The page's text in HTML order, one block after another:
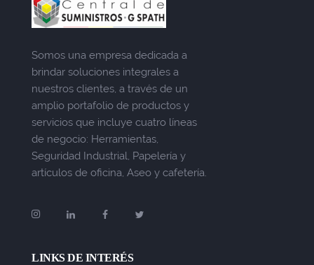
Somos una empresa dedicada a
brindar soluciones integrales a
nuestros clientes, a través de un
amplio portafolio de productos y
servicios que incluye cuatro líneas
de negocio: Herramientas,
Seguridad Industrial, Papelería y
artículos de oficina, Aseo y cafetería.
LINKS DE INTERÉS